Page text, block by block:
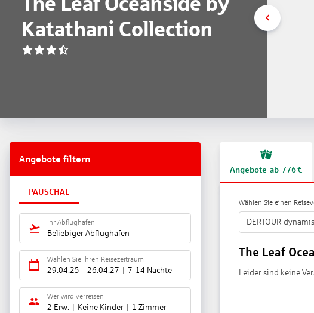
Katathani Collection
3.5
Angebote ab 776€
Wählen Sie einen
DERTOUR
The Leaf
Leider sind keine
Angebote filtern
PAUSCHAL
Ihr Abflughafen
Beliebiger Abflughafen
Wählen Sie Ihren Reisezeitraum
29.04.25 – 26.04.27 7-14 Nächte
Wer wird verreisen
2 Erw. Keine Kinder 1 Zimmer